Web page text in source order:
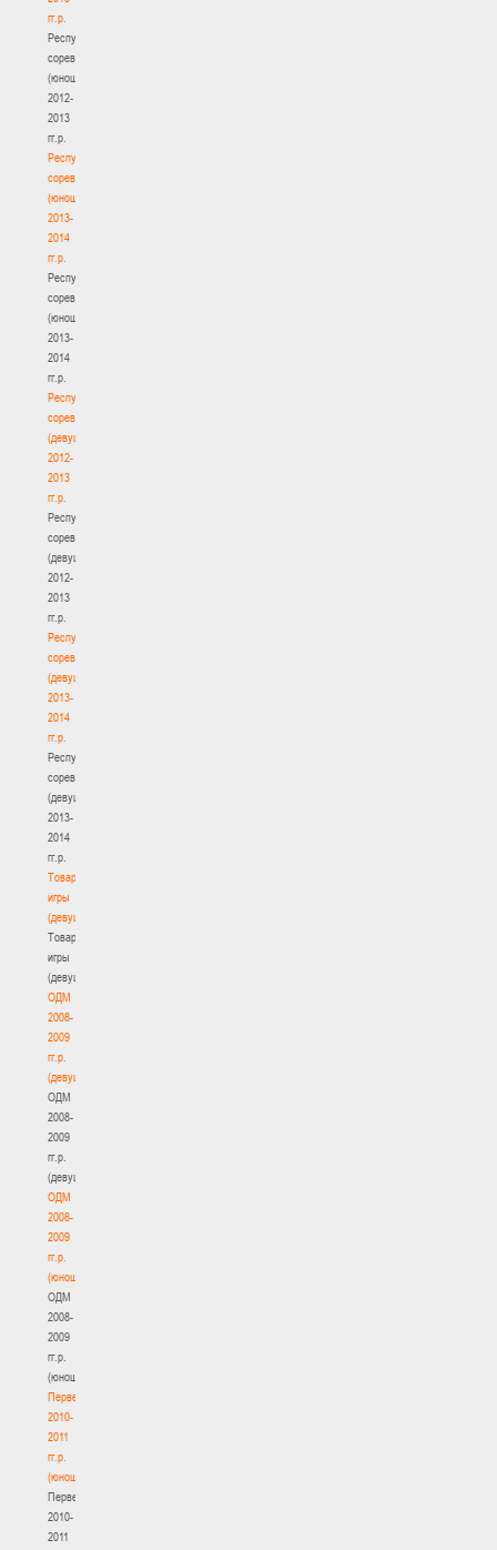
гг.р.
Республиканские
соревнования
(юноши)
2012-
2013
гг.р.
Республиканские
соревнования
(юноши)
2013-
2014
гг.р.
Республиканские
соревнования
(юноши)
2013-
2014
гг.р.
Республиканские
соревнования
(девушки)
2012-
2013
гг.р.
Республиканские
соревнования
(девушки)
2012-
2013
гг.р.
Республиканские
соревнования
(девушки)
2013-
2014
гг.р.
Республиканские
соревнования
(девушки)
2013-
2014
гг.р.
Товарищеские
игры
(девушки)
Товарищеские
игры
(девушки)
ОДМ
2008-
2009
гг.р.
(девушки)
ОДМ
2008-
2009
гг.р.
(девушки)
ОДМ
2008-
2009
гг.р.
(юноши)
ОДМ
2008-
2009
гг.р.
(юноши)
Первенство
2010-
2011
гг.р.
(юноши)
Первенство
2010-
2011